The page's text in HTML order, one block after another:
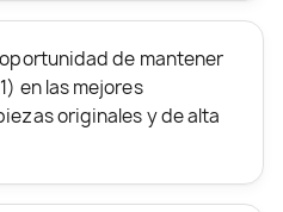
de mantener
en las mejores
originales y de alta